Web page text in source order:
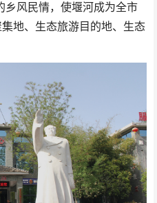
乡风民情，使堰河成为全市
地、生态旅游目的地、生态